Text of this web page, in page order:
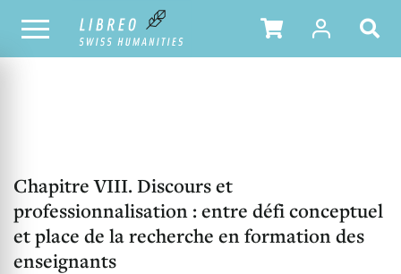
NOTRE CATALOGUE TABLE DES MATIÈRES
Chapitre VIII. Discours et
professionnalisation : entre défi conceptuel
et place de la recherche en formation des
enseignants